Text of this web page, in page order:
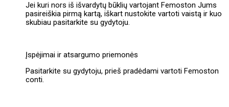
Jei kuri nors iš išvardytų būklių vartojant Femoston Jums
pasireiškia pirmą kartą, iškart nustokite vartoti vaistą ir kuo
skubiau pasitarkite su gydytoju.
Įspėjimai ir atsargumo priemonės
Pasitarkite su gydytoju, prieš pradėdami vartoti Femoston
conti.